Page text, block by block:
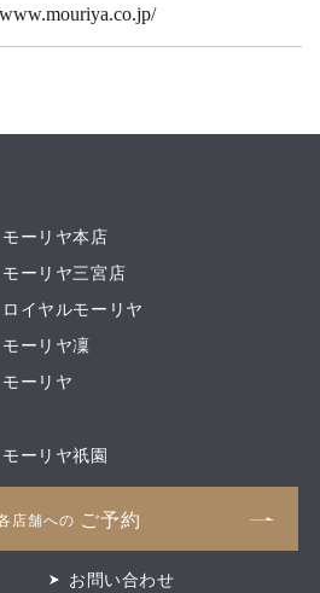
モーリヤ本店
モーリヤ三宮店
ロイヤルモーリヤ
モーリヤ凜
モーリヤ
モーリヤ祇園
店舗への ご予約
お問い合わせ